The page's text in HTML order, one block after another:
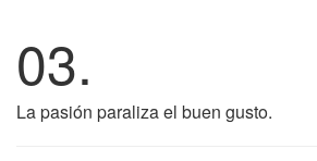
03.
La pasión paraliza el buen gusto.